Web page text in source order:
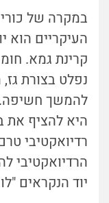
במקרה של
העיקריים הוא
קרינת גמא.
נפלט בצורת
להמשך חשיפה.
היא להציף את
רדיואקטיבי
הרדיואקטיבי
יוד הנקראים